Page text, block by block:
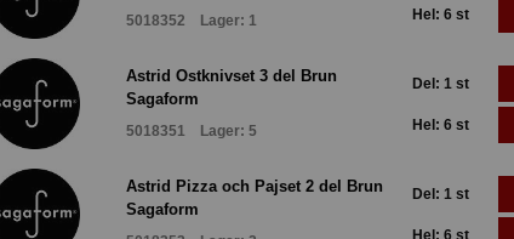
5018352 Lager: 1 Hel: 6 st
Astrid Ostknivset 3 del Brun
Sagaform
5018351 Lager: 5
Del: 1 st
Hel: 6 st
Astrid Pizza och Pajset 2 del Brun
Sagaform
Del: 1 st
Hel: 6 st